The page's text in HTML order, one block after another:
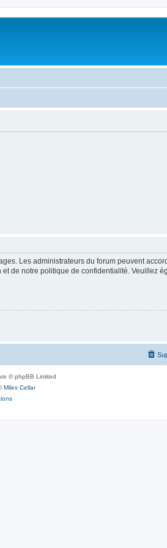
Les administrateurs du forum peuvent
de notre politique de confidentialité. Veuillez
© phpBB Limited
Miles Cellar